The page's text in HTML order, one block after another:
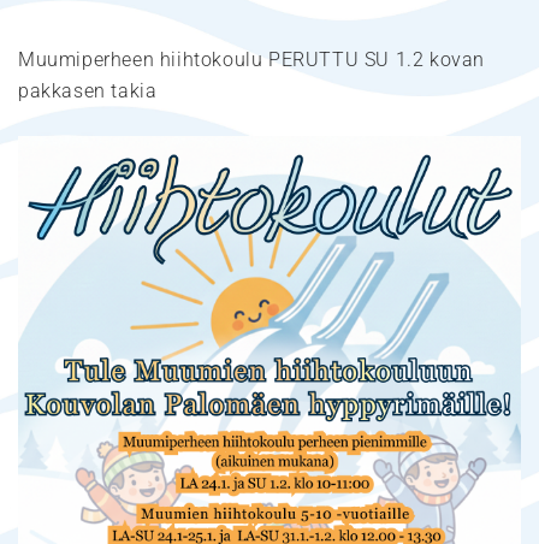
Muumiperheen hiihtokoulu PERUTTU SU 1.2 kovan
pakkasen takia